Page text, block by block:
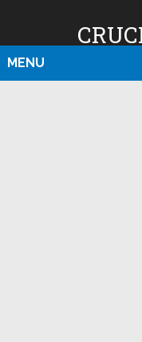
MENU